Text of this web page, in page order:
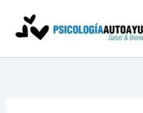
contenido